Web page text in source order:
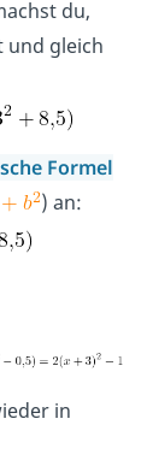
du,
und gleich
Formel
) an:
in